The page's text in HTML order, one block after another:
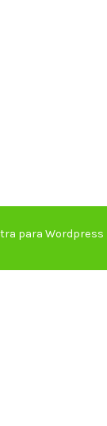
para Wordpress